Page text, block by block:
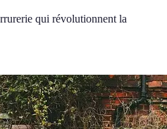
qui révolutionnent la